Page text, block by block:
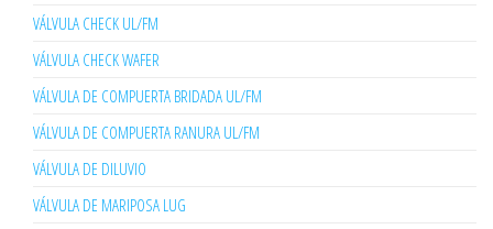
VÁLVULA CHECK UL/FM
VÁLVULA CHECK WAFER
VÁLVULA DE COMPUERTA BRIDADA UL/FM
VÁLVULA DE COMPUERTA RANURA UL/FM
VÁLVULA DE DILUVIO
VÁLVULA DE MARIPOSA LUG